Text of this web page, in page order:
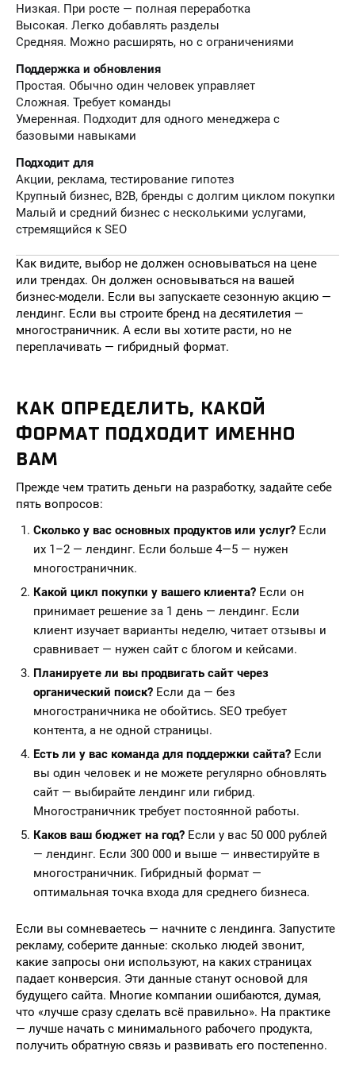
Низкая. При росте — полная переработка
Высокая. Легко добавлять разделы
Средняя. Можно расширять, но с ограничениями
Поддержка и обновления
Простая. Обычно один человек управляет
Сложная. Требует команды
Умеренная. Подходит для одного менеджера с
базовыми навыками
Подходит для
Акции, реклама, тестирование гипотез
Крупный бизнес, B2B, бренды с долгим циклом покупки
Малый и средний бизнес с несколькими услугами,
стремящийся к SEO
Как видите, выбор не должен основываться на цене
или трендах. Он должен основываться на вашей
бизнес-модели. Если вы запускаете сезонную акцию —
лендинг. Если вы строите бренд на десятилетия —
многостраничник. А если вы хотите расти, но не
переплачивать — гибридный формат.
КАК ОПРЕДЕЛИТЬ, КАКОЙ
ФОРМАТ ПОДХОДИТ ИМЕННО
ВАМ
Прежде чем тратить деньги на разработку, задайте себе
пять вопросов:
Сколько у вас основных продуктов или услуг? Если
их 1–2 — лендинг. Если больше 4—5 — нужен
многостраничник.
Какой цикл покупки у вашего клиента? Если он
принимает решение за 1 день — лендинг. Если
клиент изучает варианты неделю, читает отзывы и
сравнивает — нужен сайт с блогом и кейсами.
Планируете ли вы продвигать сайт через
органический поиск? Если да — без
многостраничника не обойтись. SEO требует
контента, а не одной страницы.
Есть ли у вас команда для поддержки сайта? Если
вы один человек и не можете регулярно обновлять
сайт — выбирайте лендинг или гибрид.
Многостраничник требует постоянной работы.
Каков ваш бюджет на год? Если у вас 50 000 рублей
— лендинг. Если 300 000 и выше — инвестируйте в
многостраничник. Гибридный формат —
оптимальная точка входа для среднего бизнеса.
Если вы сомневаетесь — начните с лендинга. Запустите
рекламу, соберите данные: сколько людей звонит,
какие запросы они используют, на каких страницах
падает конверсия. Эти данные станут основой для
будущего сайта. Многие компании ошибаются, думая,
что «лучше сразу сделать всё правильно». На практике
— лучше начать с минимального рабочего продукта,
получить обратную связь и развивать его постепенно.